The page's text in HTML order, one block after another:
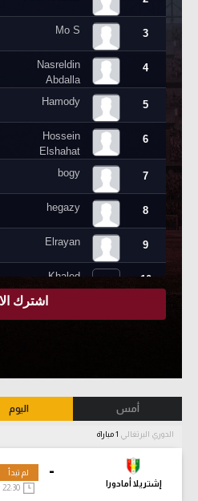
أمس اليوم
الدوري البرتغالي
-
إشتريلا أمادورا
لم تبدأ